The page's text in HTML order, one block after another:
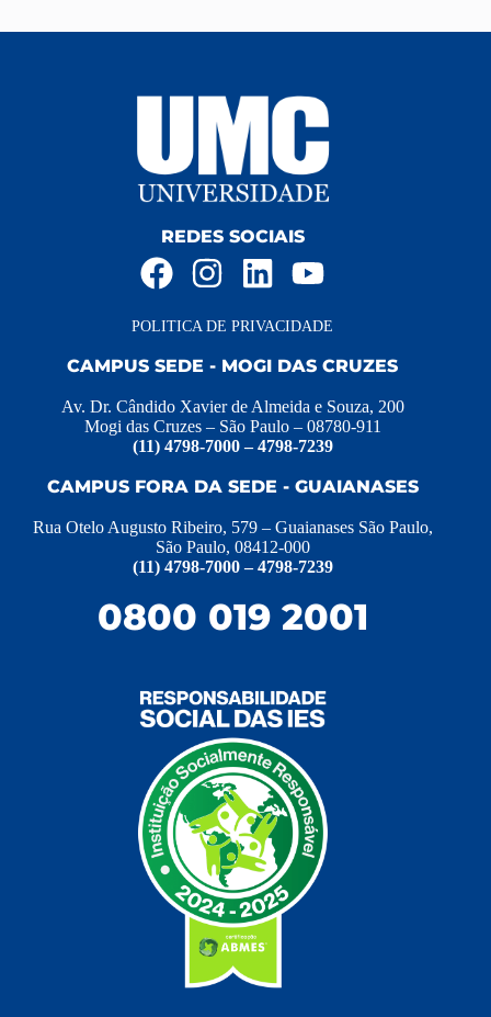
REDES SOCIAIS
POLITICA DE PRIVACIDADE
CAMPUS SEDE - MOGI DAS CRUZES
Av. Dr. Cândido Xavier de Almeida e Souza, 200
Mogi das Cruzes – São Paulo – 08780-911
(11) 4798-7000 – 4798-7239
CAMPUS FORA DA SEDE - GUAIANASES
Rua Otelo Augusto Ribeiro, 579 – Guaianases São Paulo,
São Paulo, 08412-000
(11) 4798-7000 – 4798-7239
0800 019 2001